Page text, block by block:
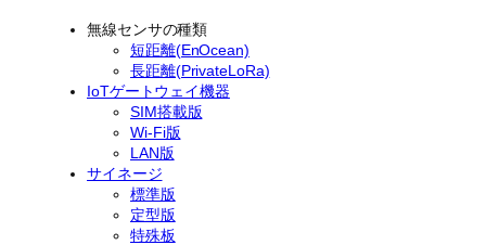
無線センサの種類
短距離(EnOcean)
長距離(PrivateLoRa)
IoTゲートウェイ機器
SIM搭載版
Wi-Fi版
LAN版
サイネージ
標準版
定型版
特殊板